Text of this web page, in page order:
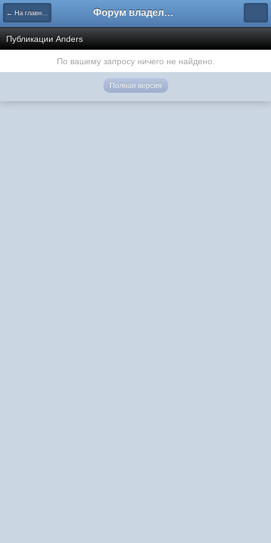
← На главную Форум владельцев интернет-магазинов
Публикации Anders
По вашему запросу ничего не найдено.
Полная версия